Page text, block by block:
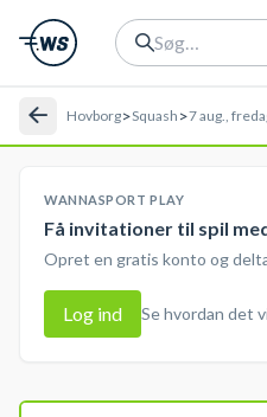
Hovborg>Squash >7 aug.,
WANNASPORT PLAY
Få invitationer til spil
Opret en gratis konto og
Log ind Se hvordan det